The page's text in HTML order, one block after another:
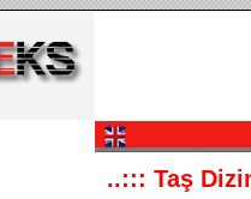
..::: Taş